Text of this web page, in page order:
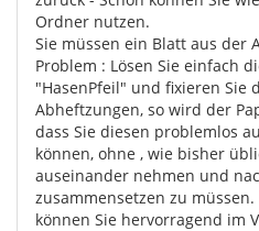
Ordner nutzen.
Sie müssen ein Blatt aus der
Problem : Lösen Sie einfach
"HasenPfeil" und fixieren Sie
Abheftzungen, so wird der
dass Sie diesen problemlos
können, ohne , wie bisher
auseinander nehmen und
zusammensetzen zu
können Sie hervorragend im